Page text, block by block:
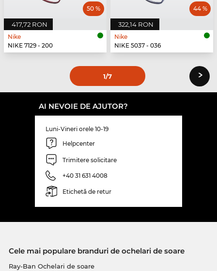
417,72 RON
50 %
Nike
NIKE 7129 - 200
322,14 RON
44 %
Nike
NIKE 5037 - 036
1/7 ›
AI NEVOIE DE AJUTOR?
Luni-Vineri orele 10-19
Helpcenter
Trimitere solicitare
+40 31 631 4008
Etichetă de retur
Cele mai populare branduri de ochelari de soare
Ray-Ban Ochelari de soare